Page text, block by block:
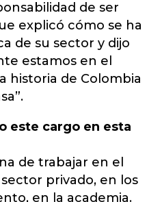
de ser
explicó cómo se ha
de su sector y dijo
estamos en el
historia de Colombia
este cargo en esta
de trabajar en el
privado, en los
en la academia.